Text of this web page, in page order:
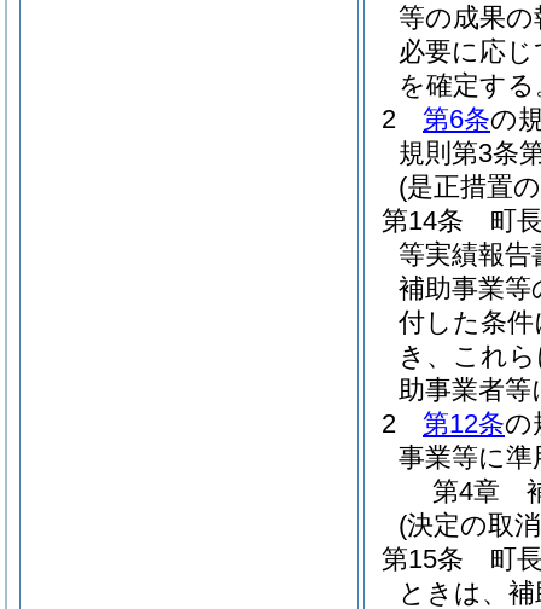
等の成果
必要に応
を確定する
2
第6条の
規則第3条
(是正措置
第14条
町
等実績報
補助事業
付した条
き、これ
助事業者
2
第12条の
事業等に準
第4章
(決定の取
第15条
町
ときは、